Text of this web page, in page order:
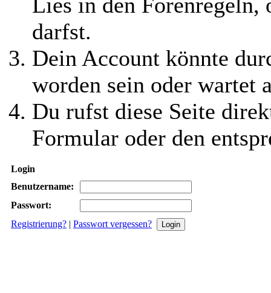
darfst.
Dein Account könnte
worden sein oder wartet
Du rufst diese Seite
Formular oder den
Login
Benutzername:
Passwort:
Registrierung? | Passwort vergessen?